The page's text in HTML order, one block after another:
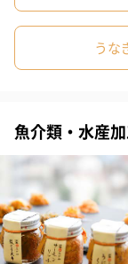
うな
魚介類・水産